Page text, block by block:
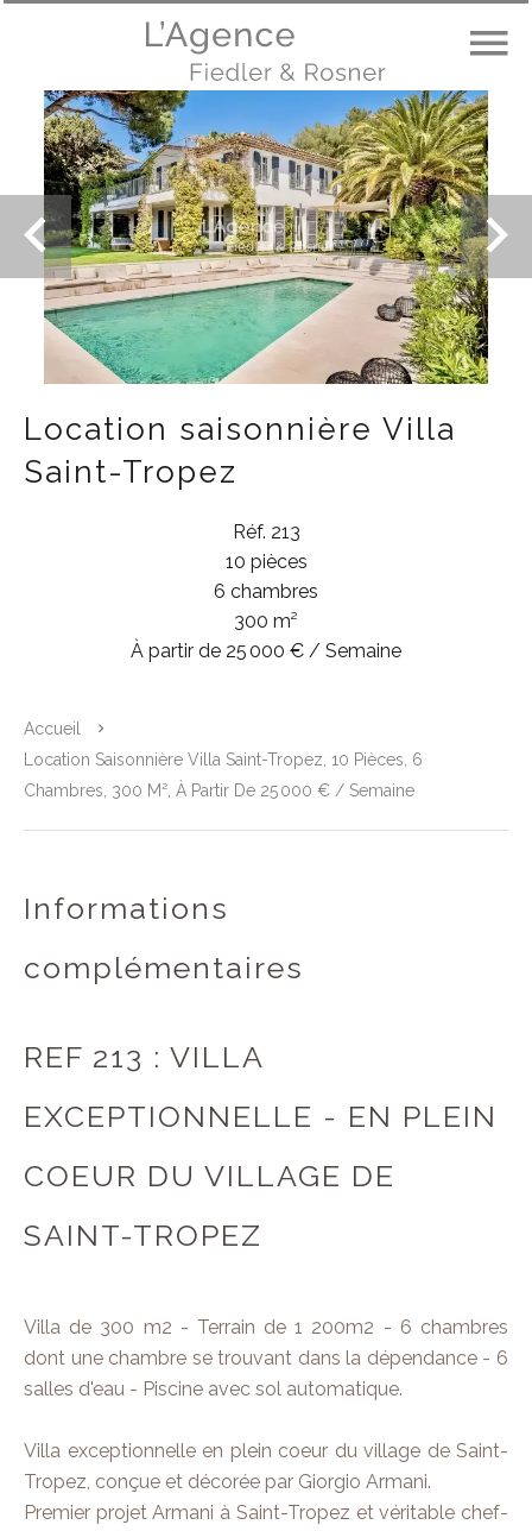
Location saisonnière Villa
Saint-Tropez
Réf. 213
10 pièces
6 chambres
300 m²
À partir de 25 000 € / Semaine
Accueil
Location Saisonnière Villa Saint-Tropez, 10 Pièces, 6
Chambres, 300 M², À Partir De 25 000 € / Semaine
Informations
complémentaires
REF 213 : VILLA
EXCEPTIONNELLE - EN PLEIN
COEUR DU VILLAGE DE
SAINT-TROPEZ
Villa de 300 m2 - Terrain de 1 200m2 - 6 chambres
dont une chambre se trouvant dans la dépendance - 6
salles d'eau - Piscine avec sol automatique.
Villa exceptionnelle en plein coeur du village de Saint-
Tropez, conçue et décorée par Giorgio Armani.
Premier projet Armani à Saint-Tropez et véritable chef-